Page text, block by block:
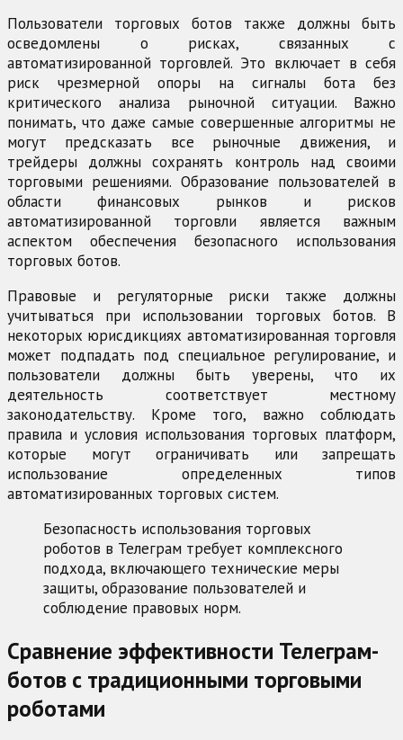
Пользователи торговых ботов также должны быть
осведомлены о рисках, связанных с
автоматизированной торговлей. Это включает в себя
риск чрезмерной опоры на сигналы бота без
критического анализа рыночной ситуации. Важно
понимать, что даже самые совершенные алгоритмы не
могут предсказать все рыночные движения, и
трейдеры должны сохранять контроль над своими
торговыми решениями. Образование пользователей в
области финансовых рынков и рисков
автоматизированной торговли является важным
аспектом обеспечения безопасного использования
торговых ботов.
Правовые и регуляторные риски также должны
учитываться при использовании торговых ботов. В
некоторых юрисдикциях автоматизированная торговля
может подпадать под специальное регулирование, и
пользователи должны быть уверены, что их
деятельность соответствует местному
законодательству. Кроме того, важно соблюдать
правила и условия использования торговых платформ,
которые могут ограничивать или запрещать
использование определенных типов
автоматизированных торговых систем.
Безопасность использования торговых
роботов в Телеграм требует комплексного
подхода, включающего технические меры
защиты, образование пользователей и
соблюдение правовых норм.
Сравнение эффективности Телеграм-
ботов с традиционными торговыми
роботами